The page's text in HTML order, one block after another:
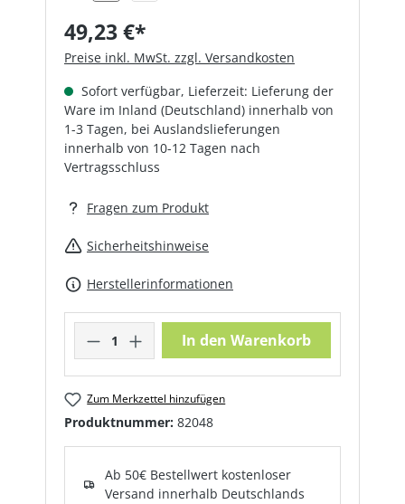
49,23 €*
Preise inkl. MwSt. zzgl. Versandkosten
Sofort verfügbar, Lieferzeit: Lieferung der
Ware im Inland (Deutschland) innerhalb von
1-3 Tagen, bei Auslandslieferungen
innerhalb von 10-12 Tagen nach
Vertragsschluss
Fragen zum Produkt
Sicherheitshinweise
Herstellerinformationen
Produkt Anzahl: Gib den
In den Warenkorb
Zum Merkzettel hinzufügen
Produktnummer: 82048
Ab 50€ Bestellwert kostenloser
Versand innerhalb Deutschlands